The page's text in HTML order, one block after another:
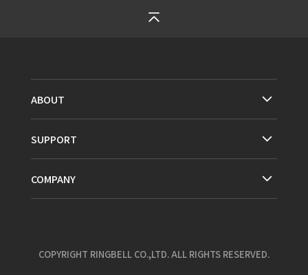
ABOUT
SUPPORT
COMPANY
COPYRIGHT RINGBELL CO.,LTD. ALL RIGHTS RESERVED.